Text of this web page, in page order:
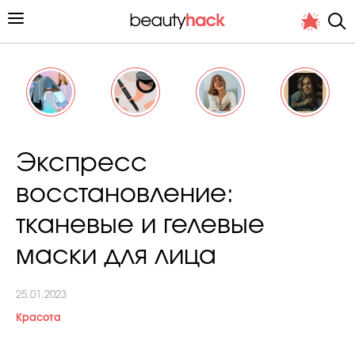
Личный опыт
Экспресс
восстановление:
тканевые и гелевые
маски для лица
25.01.2023
Красота